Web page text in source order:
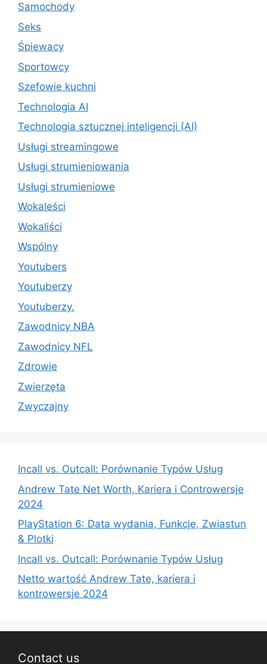
Samochody
Seks
Śpiewacy
Sportowcy
Szefowie kuchni
Technologia AI
Technologia sztucznej inteligencji (AI)
Usługi streamingowe
Usługi strumieniowania
Usługi strumieniowe
Wokaleści
Wokaliści
Wspólny
Youtubers
Youtuberzy
Youtuberzy.
Zawodnicy NBA
Zawodnicy NFL
Zdrowie
Zwierzęta
Zwyczajny
Incall vs. Outcall: Porównanie Typów Usług
Andrew Tate Net Worth, Kariera i Controwersje
2024
PlayStation 6: Data wydania, Funkcje, Zwiastun
& Plotki
Incall vs. Outcall: Porównanie Typów Usług
Netto wartość Andrew Tate, kariera i
kontrowersje 2024
Contact us